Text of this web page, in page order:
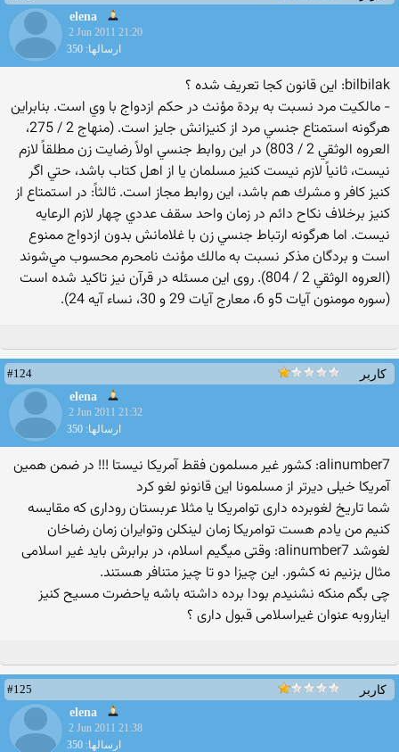
elena
2 Jun 2011 21:20
ارسالها: 350
bilbilak: این قانون کجا تعریف شده ؟
- مالكيت مرد نسبت به بردة مؤنث در حكم ازدواج با وي است. بنابراين
هرگونه استمتاع جنسي مرد از كنيزانش جايز است. (منهاج 2 / 275،
العروه الوثقي 2 / 803) در اين روابط جنسي اولاً رضايت زن مطلقاً لازم
نيست، ثانياً لازم نيست كنيز مسلمان يا از اهل كتاب باشد، حتي اگر
كنيز كافر و مشرك هم باشد، اين روابط مجاز است. ثالثاً: در استمتاع از
كنيز برخلاف نكاح دائم در زمان واحد سقف عددي چهار لازم الرعايه
نيست. اما هرگونه ارتباط جنسي زن با غلامانش بدون ازدواج ممنوع
است و بردگان مذكر نسبت به مالك مؤنث نامحرم محسوب مي‌شوند
(العروه الوثقي 2 / 804). روی این مسئله در قرآن نیز تاکید شده است
(سوره مومنون آیات 5و 6، معارج آیات 29 و 30، نساء آیه 24).
کاربر
#124
elena
2 Jun 2011 21:32
ارسالها: 350
alinumber7: كشور غیر مسلمون فقط آمریكا نیستا !!! در ضمن همین
آمریكا خیلی دیرتر از مسلمونا این قانونو لغو كرد
شما تاریخ لغوبرده داری توامریکا یا مثلا عربستان روداری که مقایسه
کنیم من یادم هست توامریکا زمان لینکلن وتوایران زمان رضاخان
لغوشد alinumber7: وقتی میگیم اسلام، در برابرش باید غیر اسلامی
مثال بزنیم نه كشور. این چیزا دو تا چیز متنافر هستند.
چی بگم منکه نشنیدم بودا برده داشته باشه یاحضرت مسیح کنیز
ایناروبه عنوان غیراسلامی قبول داری ؟
کاربر
#125
elena
2 Jun 2011 21:38
ارسالها: 350